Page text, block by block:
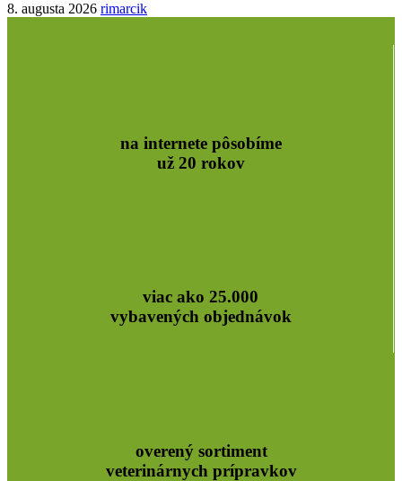
8. augusta 2026 rimarcik
na internete pôsobíme
už 20 rokov
viac ako 25.000
vybavených objednávok
overený sortiment
veterinárnych prípravkov